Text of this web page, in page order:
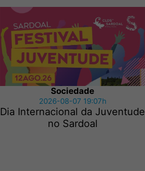
Sociedade
2026-08-07 19:07h
Dia Internacional da Juventude
no Sardoal